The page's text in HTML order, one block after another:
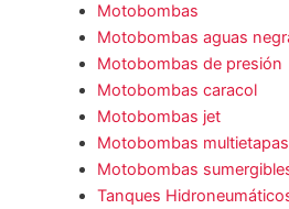
Motobombas
Motobombas aguas
Motobombas de presión
Motobombas caracol
Motobombas jet
Motobombas multietapas
Motobombas
Tanques